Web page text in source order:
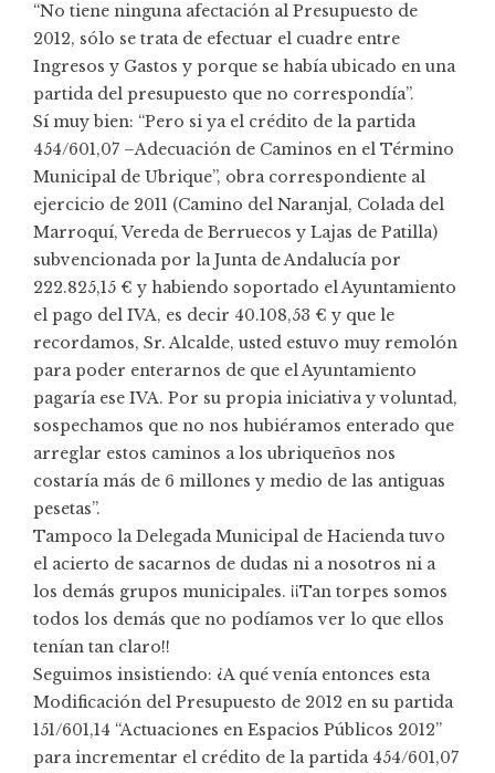
“No tiene ninguna afectación al Presupuesto de
2012, sólo se trata de efectuar el cuadre entre
Ingresos y Gastos y porque se había ubicado en una
partida del presupuesto que no correspondía”.
Sí muy bien: “Pero si ya el crédito de la partida
454/601,07 –Adecuación de Caminos en el Término
Municipal de Ubrique”, obra correspondiente al
ejercicio de 2011 (Camino del Naranjal, Colada del
Marroquí, Vereda de Berruecos y Lajas de Patilla)
subvencionada por la Junta de Andalucía por
222.825,15 € y habiendo soportado el Ayuntamiento
el pago del IVA, es decir 40.108,53 € y que le
recordamos, Sr. Alcalde, usted estuvo muy remolón
para poder enterarnos de que el Ayuntamiento
pagaría ese IVA. Por su propia iniciativa y voluntad,
sospechamos que no nos hubiéramos enterado que
arreglar estos caminos a los ubriqueños nos
costaría más de 6 millones y medio de las antiguas
pesetas”.
Tampoco la Delegada Municipal de Hacienda tuvo
el acierto de sacarnos de dudas ni a nosotros ni a
los demás grupos municipales. ¡¡Tan torpes somos
todos los demás que no podíamos ver lo que ellos
tenían tan claro!!
Seguimos insistiendo: ¿A qué venía entonces esta
Modificación del Presupuesto de 2012 en su partida
151/601,14 “Actuaciones en Espacios Públicos 2012”
para incrementar el crédito de la partida 454/601,07